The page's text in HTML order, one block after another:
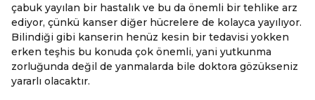
çabuk yayılan bir hastalık ve bu da önemli bir tehlike arz
ediyor, çünkü kanser diğer hücrelere de kolayca yayılıyor.
Bilindiği gibi kanserin henüz kesin bir tedavisi yokken
erken teşhis bu konuda çok önemli, yani yutkunma
zorluğunda değil de yanmalarda bile doktora gözükseniz
yararlı olacaktır.